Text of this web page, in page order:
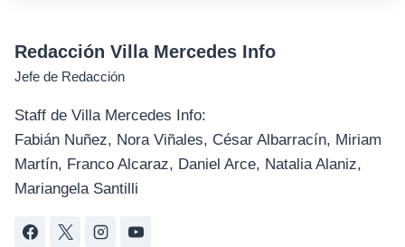
Redacción Villa Mercedes Info
Jefe de Redacción
Staff de Villa Mercedes Info:
Fabián Nuñez, Nora Viñales, César Albarracín, Miriam
Martín, Franco Alcaraz, Daniel Arce, Natalia Alaniz,
Mariangela Santilli